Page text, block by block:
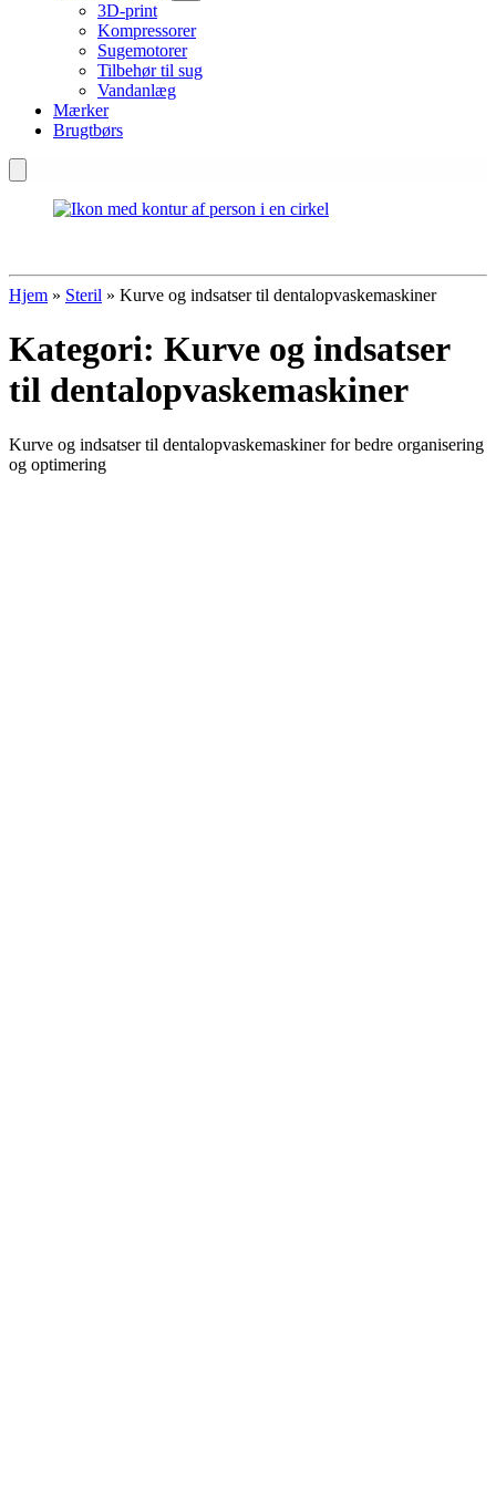
3D-print
Kompressorer
Sugemotorer
Tilbehør til sug
Vandanlæg
Mærker
Brugtbørs
Hjem » Steril » Kurve og indsatser til dentalopvaskemaskiner
Kategori: Kurve og indsatser
til dentalopvaskemaskiner
Kurve og indsatser til dentalopvaskemaskiner for bedre organisering
og optimering